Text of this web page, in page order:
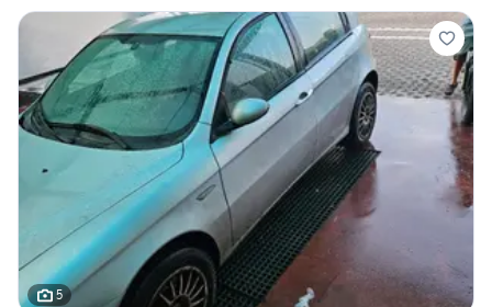
5